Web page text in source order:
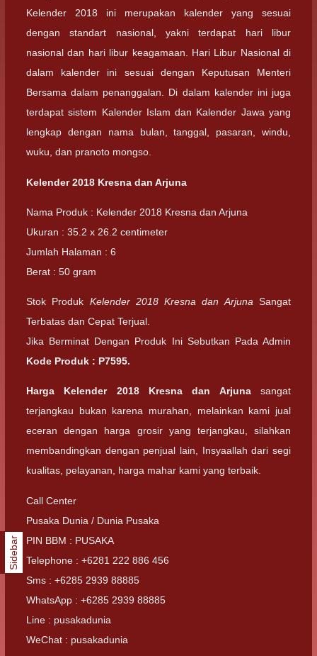
Kelender 2018 ini merupakan kalender yang sesuai
dengan standart nasional, yakni terdapat hari libur
nasional dan hari libur keagamaan. Hari Libur Nasional di
dalam kalender ini sesuai dengan Keputusan Menteri
Bersama dalam penanggalan. Di dalam kalender ini juga
terdapat sistem Kalender Islam dan Kalender Jawa yang
lengkap dengan nama bulan, tanggal, pasaran, windu,
wuku, dan pranoto mongso.
Kelender 2018 Kresna dan Arjuna
Nama Produk : Kelender 2018 Kresna dan Arjuna
Ukuran : 35.2 x 26.2 centimeter
Jumlah Halaman : 6
Berat : 50 gram
Stok Produk Kelender 2018 Kresna dan ArjunaSangat
Terbatas dan Cepat Terjual.
Jika Berminat Dengan Produk Ini Sebutkan Pada Admin
Kode Produk : P7595.
Harga Kelender 2018 Kresna dan Arjunasangat
terjangkau bukan karena murahan, melainkan kami jual
eceran dengan harga grosir yang terjangkau, silahkan
membandingkan dengan penjual lain, Insyaallah dari segi
kualitas, pelayanan, harga mahar kami yang terbaik.
Call Center
Pusaka Dunia / Dunia Pusaka
PIN BBM : PUSAKA
Telephone : +6281 222 886 456
Sms : +6285 2939 88885
WhatsApp : +6285 2939 88885
Line : pusakadunia
WeChat : pusakadunia
Sidebar